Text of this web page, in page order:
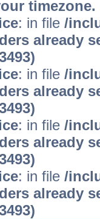
timezone.
: in file /
already
: in file /
already
: in file /
already
: in file /
already